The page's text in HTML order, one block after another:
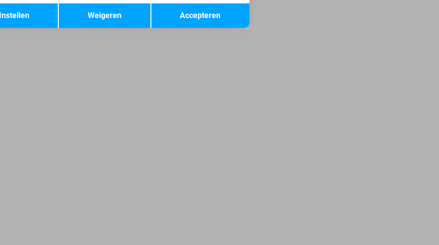
Terug Opslaan
Accepteren
Weigeren